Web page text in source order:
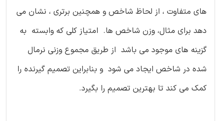
های متفاوت ، از لحاظ شاخص و همچنین برتری ، نشان می
دهد برای مثال، وزن شاخص ها. امتیاز کلی که وابسته به
گزینه های موجود می باشد از طریق مجموع وزنی نرمال
شده در شاخص ایجاد می شود و بنابراین تصمیم گیرنده را
کمک می کند تا بهترین تصمیم را بگیرد.